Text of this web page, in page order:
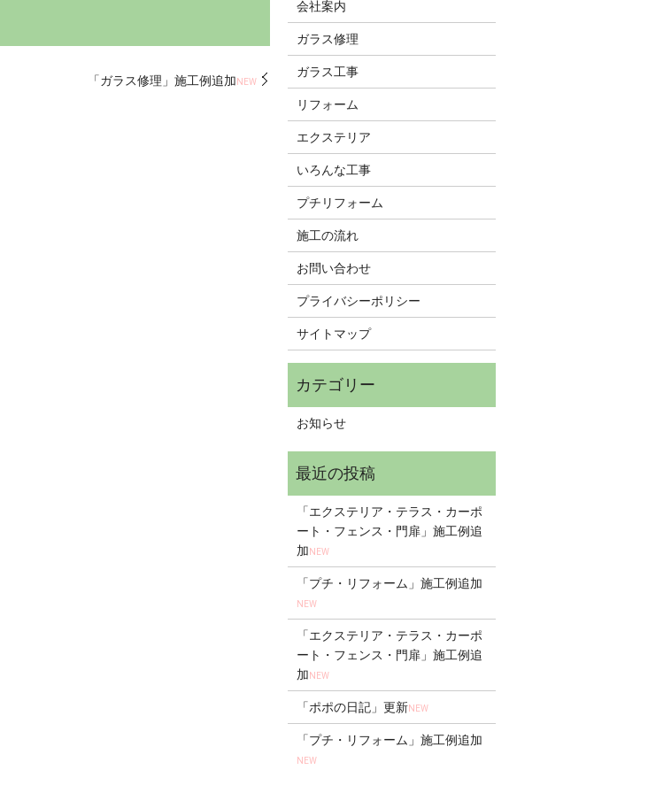
「ガラス修理」施工例追加 NEW
会社案内
ガラス修理
ガラス工事
リフォーム
エクステリア
いろんな工事
プチリフォーム
施工の流れ
お問い合わせ
プライバシーポリシー
サイトマップ
お知らせ
「エクステリア・テラス・カーポ
ート・フェンス・門扉」施工例追
加 NEW
「プチ・リフォーム」施工例追加
NEW
「エクステリア・テラス・カーポ
ート・フェンス・門扉」施工例追
加 NEW
「ポポの日記」更新NEW
「プチ・リフォーム」施工例追加
NEW